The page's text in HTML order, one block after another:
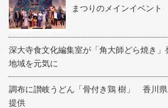
まつりのメインイベント
深大寺食文化編集室が「角大師どら焼き
地域を元気に
調布に讃岐うどん「骨付き鶏 樹」 香川県
提供